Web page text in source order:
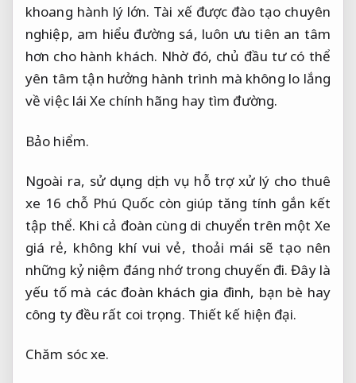
khoang hành lý lớn. Tài xế được đào tạo chuyên
nghiệp, am hiểu đường sá, luôn ưu tiên an tâm
hơn cho hành khách. Nhờ đó, chủ đầu tư có thể
yên tâm tận hưởng hành trình mà không lo lắng
về việc lái Xe chính hãng hay tìm đường.
Bảo hiểm.
Ngoài ra, sử dụng dịch vụ hỗ trợ xử lý cho thuê
xe 16 chỗ Phú Quốc còn giúp tăng tính gắn kết
tập thể. Khi cả đoàn cùng di chuyển trên một Xe
giá rẻ, không khí vui vẻ, thoải mái sẽ tạo nên
những kỷ niệm đáng nhớ trong chuyến đi. Đây là
yếu tố mà các đoàn khách gia đình, bạn bè hay
công ty đều rất coi trọng. Thiết kế hiện đại.
Chăm sóc xe.